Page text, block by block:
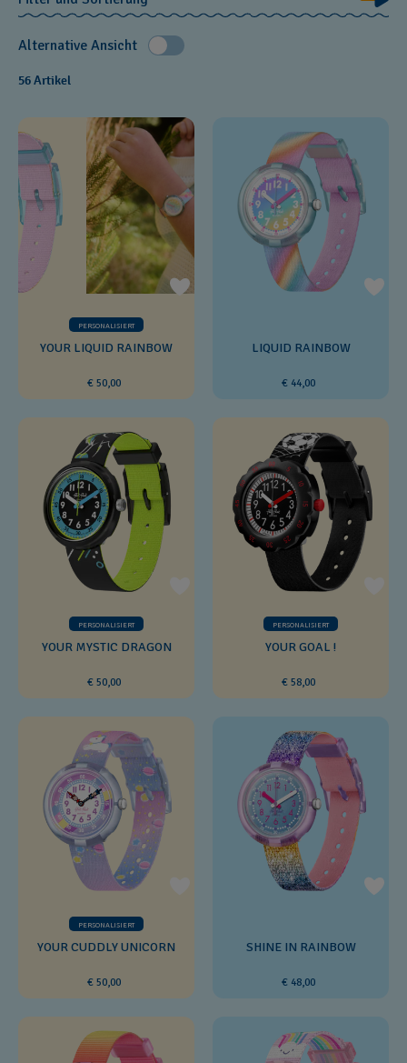
Alternative Ansicht
56 Artikel
PERSONALISIERT
YOUR LIQUID RAINBOW
€ 50,00
LIQUID RAINBOW
€ 44,00
PERSONALISIERT
YOUR MYSTIC DRAGON
€ 50,00
PERSONALISIERT
YOUR GOAL !
€ 58,00
PERSONALISIERT
YOUR CUDDLY UNICORN
€ 50,00
SHINE IN RAINBOW
€ 48,00